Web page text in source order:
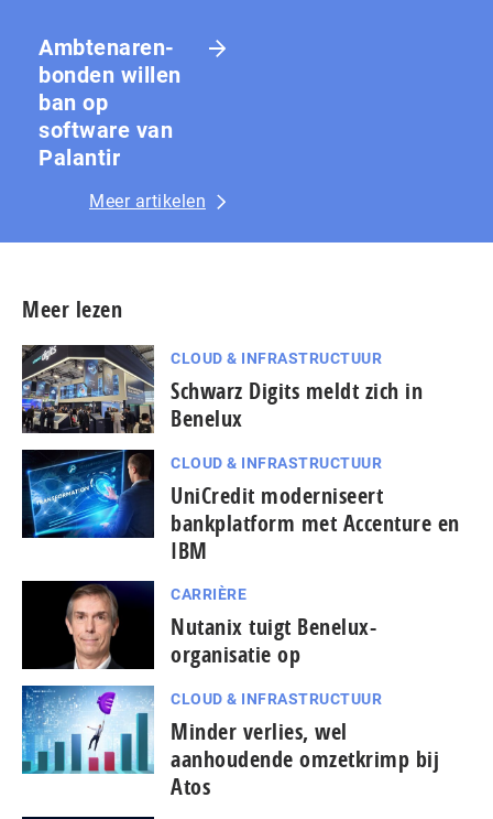
Amb­te­na­ren­
bon­den willen
ban op
software van
Palantir
Meer artikelen
Meer lezen
CLOUD & INFRASTRUCTUUR
Schwarz Digits meldt zich in
Benelux
CLOUD & INFRASTRUCTUUR
UniCredit moderniseert
bankplatform met Accenture en
IBM
CARRIÈRE
Nutanix tuigt Benelux-
organisatie op
CLOUD & INFRASTRUCTUUR
Minder verlies, wel
aanhoudende omzetkrimp bij
Atos